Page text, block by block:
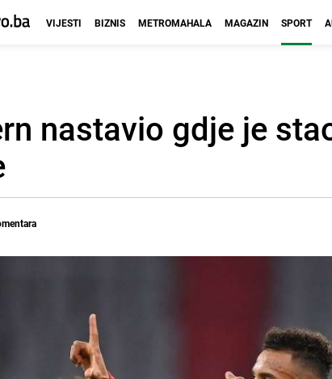
VIJESTI BIZNIS METROMAHALA MAGAZIN SPORT
nastavio gdje je